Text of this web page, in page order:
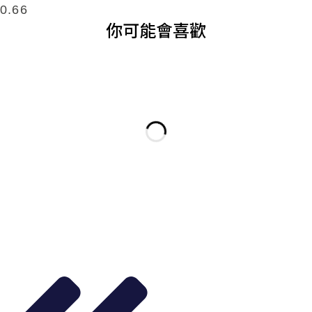
你可能會喜歡